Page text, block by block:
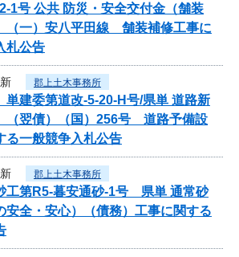
1号 公共 防災・安全交付金（舗装
（一）安八平田線 舗装補修工事に
札公告
郡上土木事務所
単建委第道改-5-20-H号/県単 道路新
（翌債）（国）256号 道路予備設
る一般競争入札公告
郡上土木事務所
工第R5-暮安通砂-1号 県単 通常砂
安全・安心）（債務）工事に関する